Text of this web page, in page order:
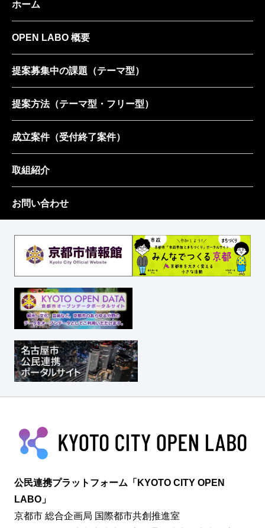
ホーム
OPEN LABO 概要
提案募集中の課題 （テーマ型）
提案方法（テーマ型・フリー型）
成立案件（受付終了案件）
取組紹介
お問い合わせ
公民連携プラットフォーム「KYOTO CITY OPEN
LABO」
京都市 総合企画局 国際都市共創推進室